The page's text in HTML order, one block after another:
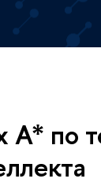
A* по